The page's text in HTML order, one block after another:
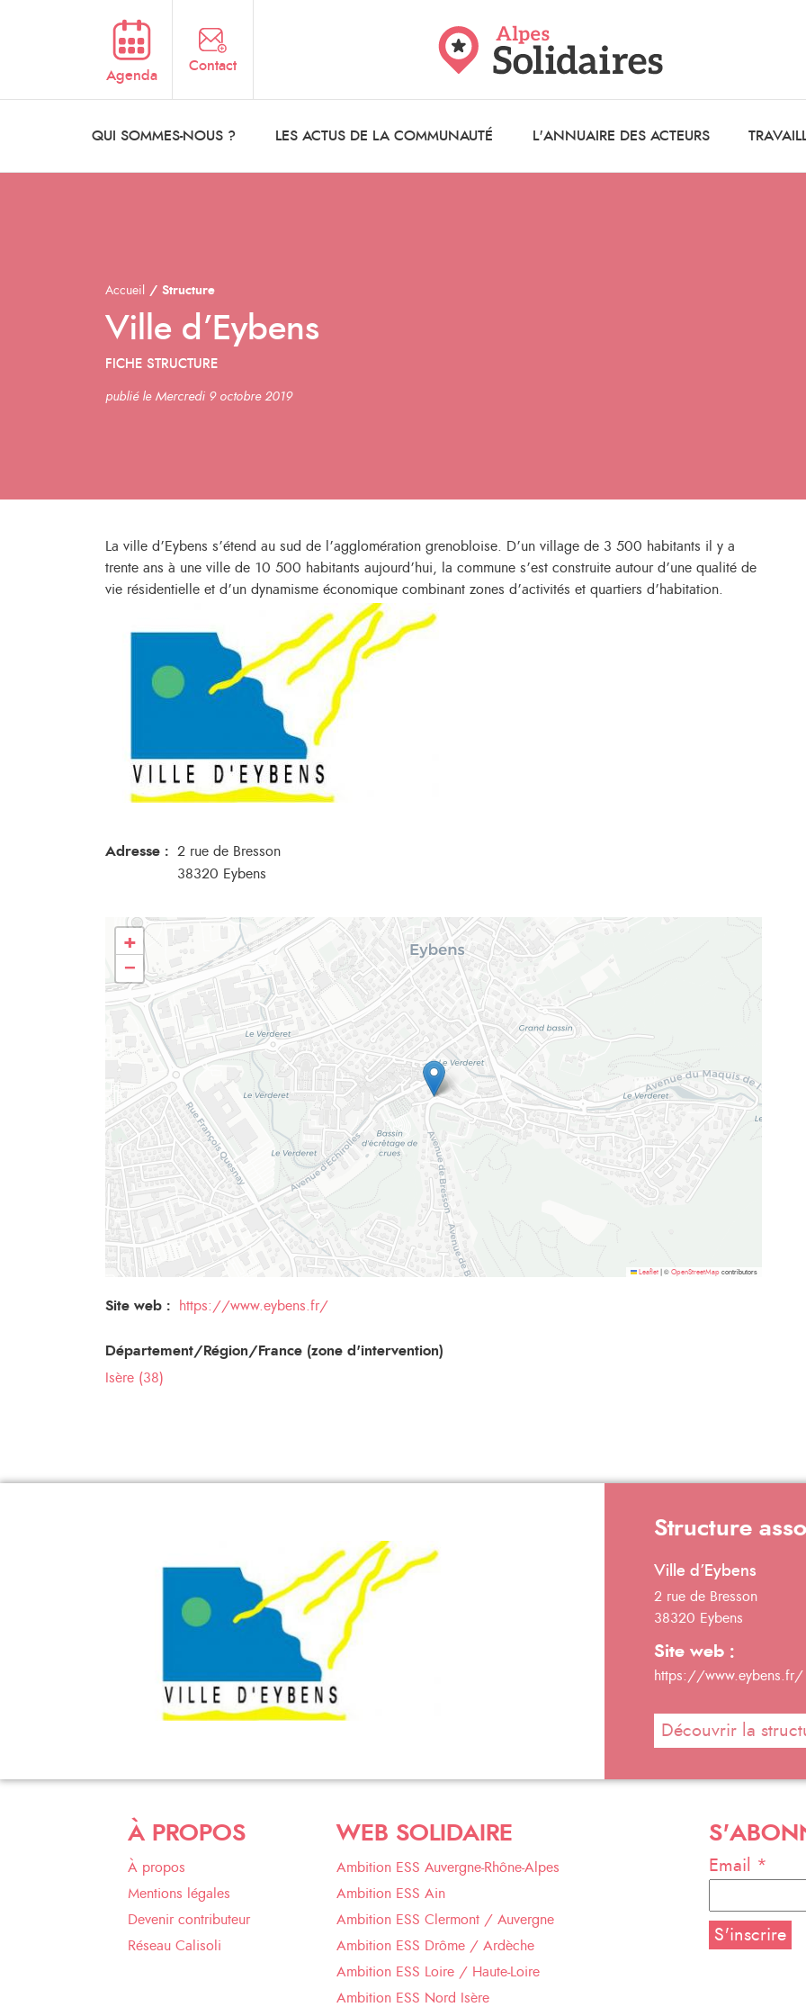
Agenda
Contact
QUI SOMMES-NOUS ? LES ACTUS DE LA COMMUNAUTÉ L'ANNUAIRE DES ACTEURS
Accueil Structure
Ville d’Eybens
FICHE STRUCTURE
publié le Mercredi 9 octobre 2019
La ville d’Eybens s’étend au sud de l’agglomération grenobloise. D’un village de 3 500 habitants il y a
trente ans à une ville de 10 500 habitants aujourd’hui, la commune s’est construite autour d’une qualité de
vie résidentielle et d’un dynamisme économique combinant zones d’activités et quartiers d’habitation.
Adresse :
2 rue de Bresson
38320 Eybens
+
−
Leaflet © OpenStreetMap contributors
Site web : https://www.eybens.fr/
Département/Région/France (zone d'intervention)
Isère (38)
Structure
Ville d’Eybens
2 rue de Bresson
38320 Eybens
Site web :
https://www.eybens.fr/
Découvrir la
À PROPOS
À propos
Mentions légales
Devenir contributeur
Réseau Calisoli
WEB SOLIDAIRE
Ambition ESS Auvergne-Rhône-Alpes
Ambition ESS Ain
Ambition ESS Clermont / Auvergne
Ambition ESS Drôme / Ardèche
Ambition ESS Loire / Haute-Loire
Ambition ESS Nord Isère
Email *